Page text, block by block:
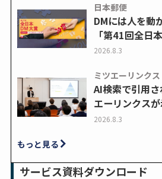
日本郵便
DMには人を動
「第41回全日
2026.8.3
ミツエーリンクス
AI検索で引用
エーリンクス
2026.8.3
もっと見る
サービス資料ダウンロード